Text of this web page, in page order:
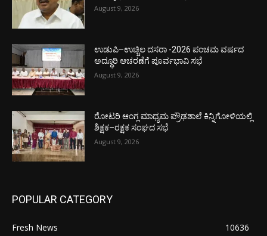
August 9, 2026
ಉಡುಪಿ–ಉಚ್ಚಿಲ ದಸರಾ -2026 ಪಂಚಮ ವರ್ಷದ
ಅದ್ಧೂರಿ ಆಚರಣೆಗೆ ಪೂರ್ವಭಾವಿ ಸಭೆ
August 9, 2026
ರೋಟರಿ ಆಂಗ್ಲ ಮಾಧ್ಯಮ ಪ್ರೌಢಶಾಲೆ ಕಿನ್ನಿಗೋಳಿಯಲ್ಲಿ
ಶಿಕ್ಷಕ–ರಕ್ಷಕ ಸಂಘದ ಸಭೆ
August 9, 2026
POPULAR CATEGORY
Fresh News
10636